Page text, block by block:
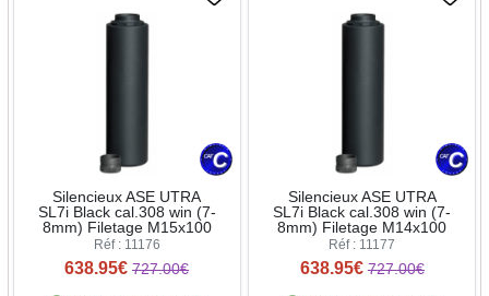
Silencieux ASE UTRA
SL7i Black cal.308 win (7-
8mm) Filetage M15x100
Réf : 11176
638.95€ 727.00€
Silencieux ASE UTRA
SL7i Black cal.308 win (7-
8mm) Filetage M14x100
Réf : 11177
638.95€ 727.00€